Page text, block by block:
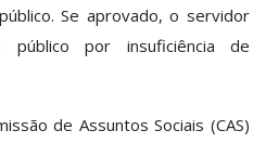
Se aprovado, o servidor
por insuficiência de
de Assuntos Sociais (CAS)